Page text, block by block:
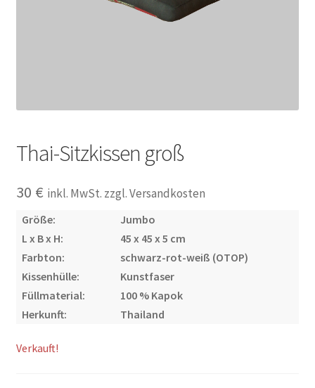
Kontakt
Shop
Versandarten
Versandkosten und Zahlungsbedingungen
Thai-Sitzkissen groß
30 € inkl. MwSt. zzgl. Versandkosten
Größe:
Jumbo
L x B x H:
45 x 45 x 5 cm
Farbton:
schwarz-rot-weiß (OTOP)
Kissenhülle:
Kunstfaser
Füllmaterial:
100 % Kapok
Herkunft:
Thailand
Verkauft!